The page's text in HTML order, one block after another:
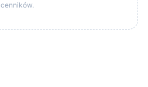
cenników.